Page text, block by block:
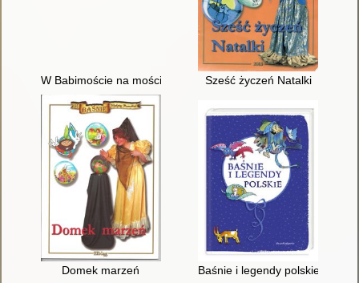
W Babimoście na moście : z legend i baśni środkowego
Sześć życzeń Natalki
Domek marzeń Baśnie i legendy polskie / il.